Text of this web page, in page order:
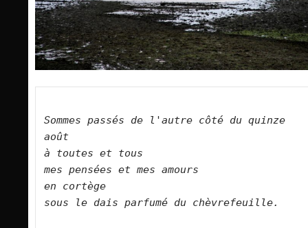
Sommes passés de l'autre côté du quinze
août
à toutes et tous
mes pensées et mes amours
en cortège
sous le dais parfumé du